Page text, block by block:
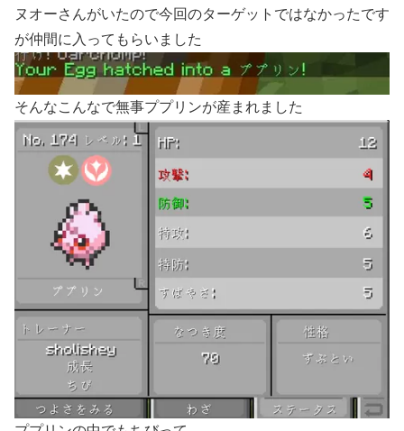
ヌオーさんがいたので今回のターゲットではなかったです
が仲間に入ってもらいました
そんなこんなで無事ププリンが産まれました